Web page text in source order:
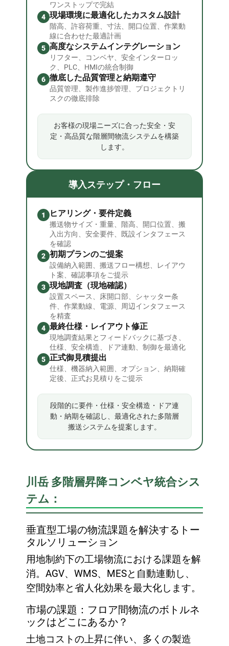
ワンストップで完結
4 現場環境に最適化したカスタム設計
階高、許容荷重、寸法、開口位置、作業動
線に合わせた最適計画
5 高度なシステムインテグレーション
リフター、コンベヤ、安全インターロッ
ク、PLC、HMIの統合制御
6 徹底した品質管理と納期遵守
品質管理、製作進捗管理、プロジェクトリ
スクの徹底排除
お客様の現場ニーズに合った安全・安
定・高品質な階層間物流システムを構築
します。
導入ステップ・フロー
1 ヒアリング・要件定義
搬送物サイズ・重量、階高、開口位置、搬
入出方向、安全要件、既設インタフェース
を確認
2 初期プランのご提案
設備納入範囲、搬送フロー構想、レイアウ
ト案、確認事項をご提示
3 現地調査（現地確認）
設置スペース、床開口部、シャッター条
件、作業動線、電源、周辺インタフェース
を精査
4 最終仕様・レイアウト修正
現地調査結果とフィードバックに基づき、
仕様、安全構造、ドア連動、制御を最適化
5 正式御見積提出
仕様、機器納入範囲、オプション、納期確
定後、正式お見積りをご提示
段階的に要件・仕様・安全構造・ドア連
動・納期を確認し、最適化された多階層
搬送システムを提案します。
川岳 多階層昇降コンベヤ統合シス
テム：
垂直型工場の物流課題を解決するトー
タルソリューション
用地制約下の工場物流における課題を解
消。AGV、WMS、MESと自動連動し、
空間効率と省人化効果を最大化します。
市場の課題：フロア間物流のボトルネ
ックはどこにあるか？
土地コストの上昇に伴い、多くの製造